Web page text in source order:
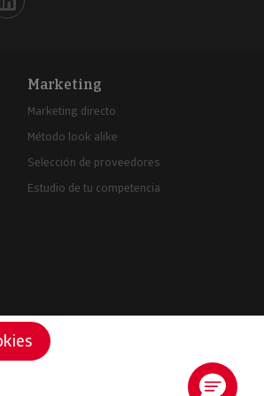
Iberinform en Linkedin
Marketing
Marketing directo
Método look alike
Selección de proveedores
Estudio de tu competencia